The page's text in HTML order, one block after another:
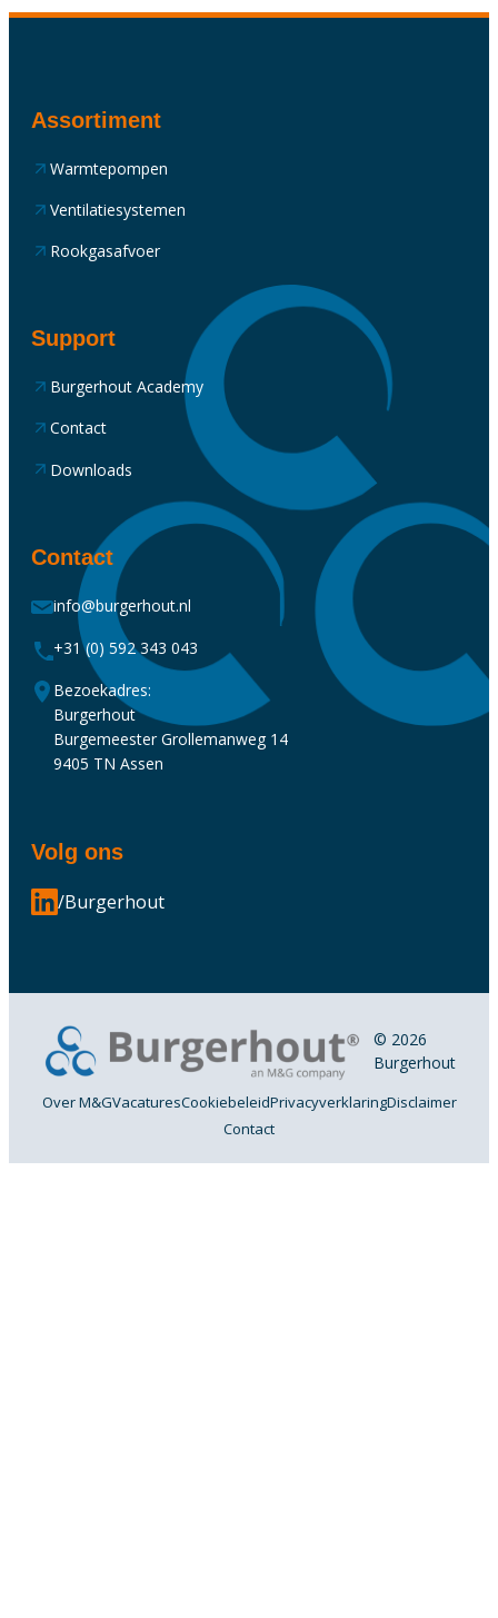
Assortiment
Warmtepompen
Ventilatiesystemen
Rookgasafvoer
Support
Burgerhout Academy
Contact
Downloads
Contact
info@burgerhout.nl
+31 (0) 592 343 043
Bezoekadres:
Burgerhout
Burgemeester Grollemanweg 14
9405 TN Assen
Volg ons
/Burgerhout
© 2026
Burgerhout
Over M&GVacaturesCookiebeleidPrivacyverklaringDisclaimer
Contact